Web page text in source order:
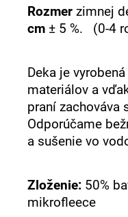
Rozmer zimnej
cm ± 5 %. (0-4
Deka je
materiálov a
praní zachováva
Odporúčame
a sušenie vo
Zloženie: 50%
mikrofleece